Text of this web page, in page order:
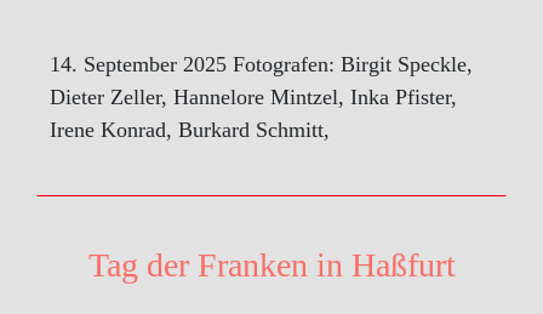
14. September 2025 Fotografen: Birgit Speckle,
Dieter Zeller, Hannelore Mintzel, Inka Pfister,
Irene Konrad, Burkard Schmitt,
Tag der Franken in Haßfurt